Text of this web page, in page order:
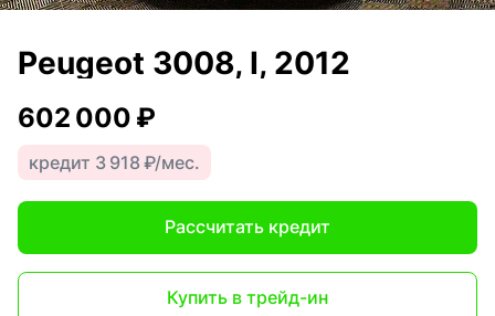
Peugeot 3008, I, 2012
602 000 ₽
кредит 3 918 ₽/мес.
Рассчитать кредит
Купить в трейд-ин